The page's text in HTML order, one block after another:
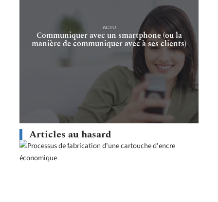
ACTU
Communiquer avec un smartphone (ou la
manière de communiquer avec à ses clients)
Articles au hasard